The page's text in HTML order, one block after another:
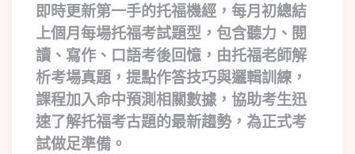
即時更新第一手的托福機經，每月初總結
上個月每場托福考試題型，包含聽力、閱
讀、寫作、口語考後回憶，由托福老師解
析考場真題，提點作答技巧與邏輯訓練，
課程加入命中預測相關數據，協助考生迅
速了解托福考古題的最新趨勢，為正式考
試做足準備。